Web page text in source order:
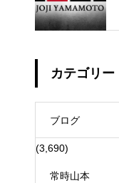
カテゴリー
ブログ
(3,690)
常時山本